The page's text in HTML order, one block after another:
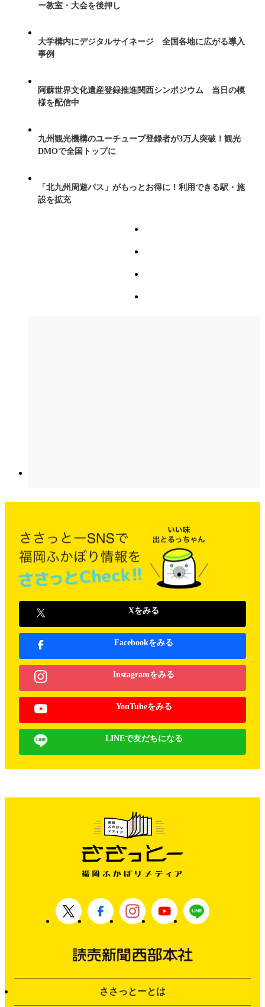
ー教室・大会を後押し
大学構内にデジタルサイネージ 全国各地に広がる導入
事例
阿蘇世界文化遺産登録推進関西シンポジウム 当日の模
様を配信中
九州観光機構のユーチューブ登録者が3万人突破！観光
DMOで全国トップに
「北九州周遊パス」がもっとお得に！利用できる駅・施
設を拡充
Xをみる
Facebookをみる
Instagramをみる
YouTubeをみる
LINEで友だちになる
ささっとーとは